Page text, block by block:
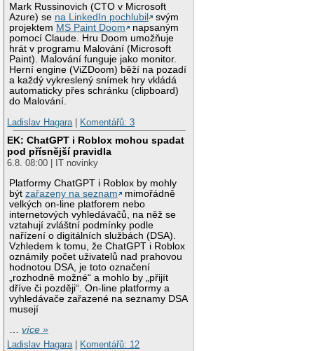
Mark Russinovich (CTO v Microsoft
Azure) se na LinkedIn pochlubil
svým
projektem MS Paint Doom
napsaným
pomocí Claude. Hru Doom umožňuje
hrát v programu Malování (Microsoft
Paint). Malování funguje jako monitor.
Herní engine (ViZDoom) běží na pozadí
a každý vykreslený snímek hry vkládá
automaticky přes schránku (clipboard)
do Malování.
Ladislav Hagara
Komentářů: 3
EK: ChatGPT i Roblox mohou spadat
pod přísnější pravidla
6.8. 08:00 | IT novinky
Platformy ChatGPT i Roblox by mohly
býtzařazeny na seznam
mimořádně
velkých on-line platforem nebo
internetových vyhledávačů, na něž se
vztahují zvláštní podmínky podle
nařízení o digitálních službách (DSA).
Vzhledem k tomu, že ChatGPT i Roblox
oznámily počet uživatelů nad prahovou
hodnotou DSA, je toto označení
„rozhodně možné“ a mohlo by „přijít
dříve či později“. On-line platformy a
vyhledávače zařazené na seznamy DSA
musejí
…více »
Ladislav Hagara| Komentářů: 12